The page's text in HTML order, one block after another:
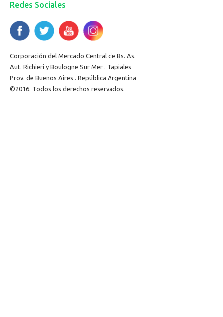
Redes Sociales
Corporación del Mercado Central de Bs. As.
Aut. Richieri y Boulogne Sur Mer . Tapiales
Prov. de Buenos Aires . República Argentina
©2016. Todos los derechos reservados.